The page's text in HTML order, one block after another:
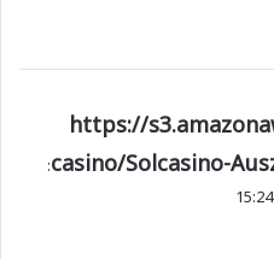
https://
casino/Solcasino-
: